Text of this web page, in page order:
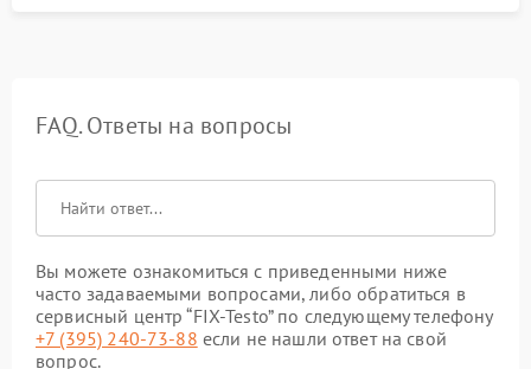
FAQ. Ответы на вопросы
Вы можете ознакомиться с приведенными ниже
часто задаваемыми вопросами, либо обратиться в
сервисный центр “FIX-Testo” по следующему телефону
+7 (395) 240-73-88 если не нашли ответ на свой
вопрос.